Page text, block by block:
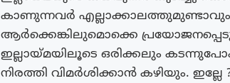
കാണുന്നവർ
ആർക്കെങ്കിലുമൊക്കെ
ഇല്ലായ്മയിലൂടെ ഒരിക്കലും
നിരത്തി വിമർശിക്കാൻ കഴിയും. ഇല്ലേ